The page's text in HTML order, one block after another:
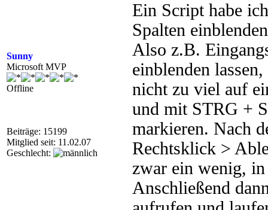
Sunny
Microsoft MVP
Offline
Beiträge: 15199
Mitglied seit: 11.02.07
Geschlecht:
Ein Script habe
Spalten
Also z.B.
einblenden
nicht zu viel auf
und mit STRG +
markieren. Nach
Rechtsklick >
zwar ein wenig,
Anschließend